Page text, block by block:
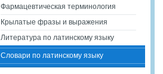
Фармацевтическая терминология
Крылатые фразы и выражения
Литература по латинскому языку
Словари по латинскому языку